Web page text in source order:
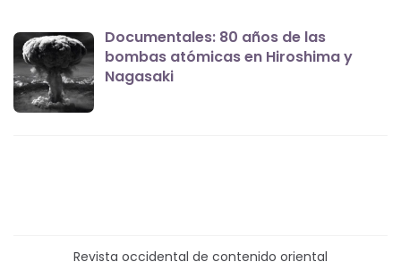
Documentales: 80 años de las
bombas atómicas en Hiroshima y
Nagasaki
Revista occidental de contenido oriental